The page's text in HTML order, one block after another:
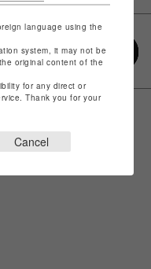
language using the
system, it may not be
original content of the
for any direct or
Thank you for your
Cancel